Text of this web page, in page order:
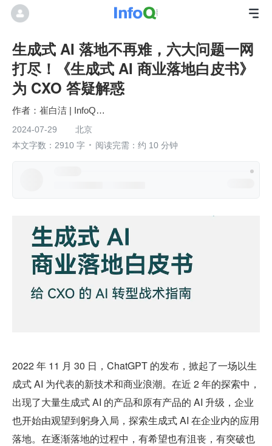
生成式 AI 落地不再难，六大问题一网
打尽！《生成式 AI 商业落地白皮书》
为 CXO 答疑解惑
崔白洁 | InfoQ研究中心
2024-07-29
北京
本文字数：2910 字
阅读完需：约 10 分钟
2022 年 11 月 30 日，ChatGPT 的发布，掀起了一场以生
成式 AI 为代表的新技术和商业浪潮。在近 2 年的探索中，
出现了大量生成式 AI 的产品和原有产品的 AI 升级，企业
也开始由观望到躬身入局，探索生成式 AI 在企业内的应用
落地。在逐渐落地的过程中，有希望也有沮丧，有突破也